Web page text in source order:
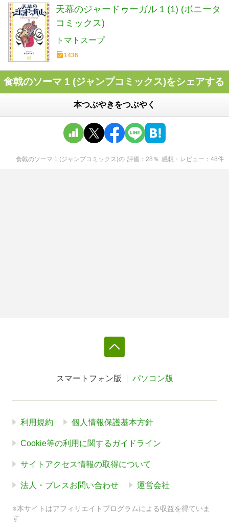
天幕のジャードゥーガル 1 (1) (ボニータ
コミックス)
トマトスープ
1436
食戟のソーマ 1 (ジャンプコミックス)をシェアする
本つぶやきをつぶやく
食戟のソーマ 1 (ジャンプコミックス)の 評価 28 ％ 感想・レビュー 48件
スマートフォン版 パソコン版
利用規約 個人情報保護基本方針
Cookie等の利用に関するガイドライン
サイトアクセス情報の取得について
法人・プレスお問い合わせ 運営会社
※本サイトはアフィリエイトプログラムによる収益を得ていま
す